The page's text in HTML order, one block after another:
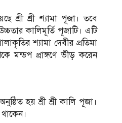
শ্রী শ্রী শ্যামা পূজা। তবে
কালিমূর্তি পূজাটি। এটি
শ্যামা দেবীর প্রতিমা
মন্ডপ প্রাঙ্গণে ভীড় করেন
হয় শ্রী শ্রী কালি পূজা।